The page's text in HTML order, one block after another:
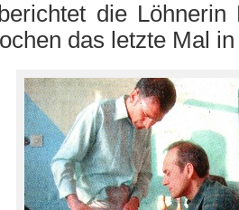
die
das letzte Mal